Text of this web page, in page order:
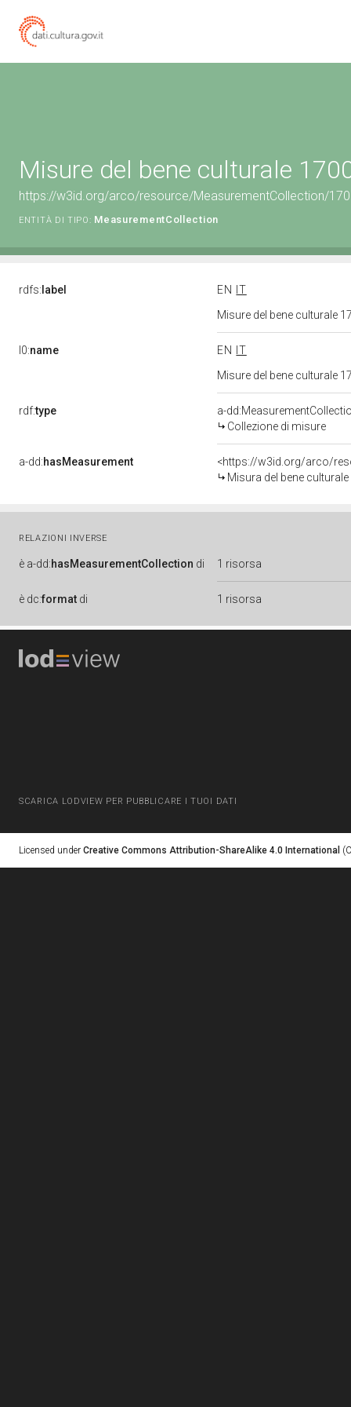
Misure del bene culturale
https://w3id.org/arco/resource/MeasurementCollection/
ENTITÀ DI TIPO: MeasurementCollection
rdfs: label EN
IT
Misure del bene culturale
l0:name EN
IT
Misure del bene culturale
rdf:type
a-
Collezione di misure
a-dd:hasMeasurement
<https://w3id.org/arco/
Misura del bene
RELAZIONI INVERSE
è a-dd:hasMeasurementCollection di 1 risorsa
è dc:format di 1 risorsa
SCARICA LODVIEW PER PUBBLICARE I TUOI DATI
Licensed under Creative Commons Attribution-ShareAlike 4.0 International